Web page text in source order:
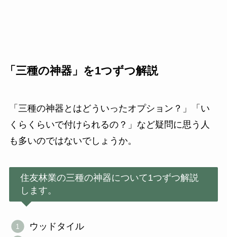
「三種の神器」を1つずつ解説
「三種の神器とはどういったオプション？」「い
くらくらいで付けられるの？」など疑問に思う人
も多いのではないでしょうか。
住友林業の三種の神器について1つずつ解説
します。
ウッドタイル